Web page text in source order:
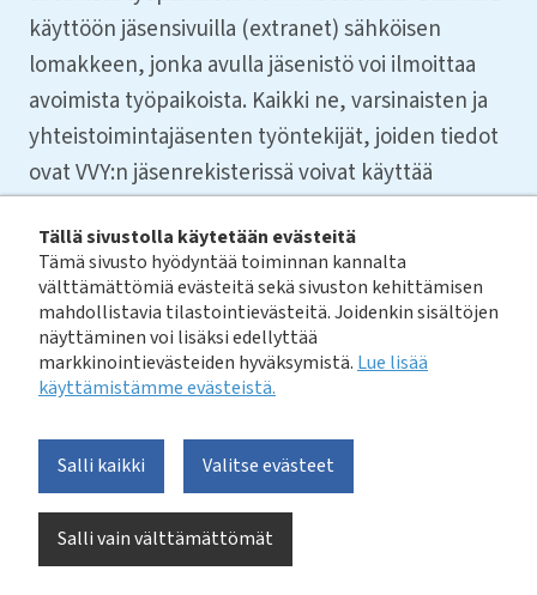
Tällä sivustolla käytetään evästeitä
Tämä sivusto hyödyntää toiminnan kannalta
välttämättömiä evästeitä sekä sivuston kehittämisen
mahdollistavia tilastointievästeitä. Joidenkin sisältöjen
näyttäminen voi lisäksi edellyttää
markkinointievästeiden hyväksymistä. Lue lisää
käyttämistämme evästeistä.​​​​​​
Salli kaikki
Salli vain välttämättömät
Valitse evästeet
käyttöön jäsensivuilla (extranet) sähköisen
lomakkeen, jonka avulla jäsenistö voi ilmoittaa
avoimista työpaikoista. Kaikki ne, varsinaisten ja
yhteistoimintajäsenten työntekijät, joiden tiedot
ovat VVY:n jäsenrekisterissä voivat käyttää
työpaikkailmoituksen.
29.8.2022
Jäsensivujen sähköisen lomakkeen avulla pystymme
julkaisemaan uudet työpaikkailmoitukset entistä
kuvata työtehtävää hieman aiempaa laajemmin ja
ilmoitus poistuu automaattisesti hakuajan päätyttyä.
Jäsenille ohje avoimen työpaikan ilmoittamiseen